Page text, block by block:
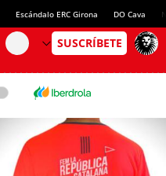
Escándalo ERC Girona DO Cava